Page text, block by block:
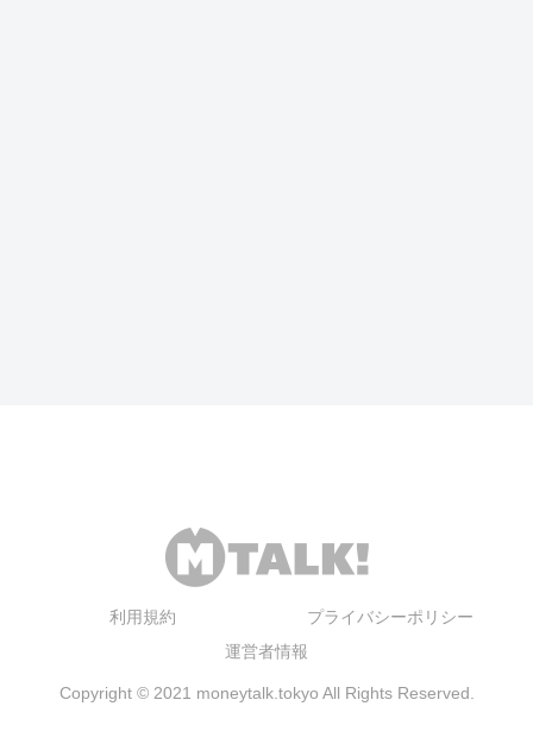
利用規約
プライバシーポリシー
運営者情報
Copyright © 2021 moneytalk.tokyo All Rights Reserved.